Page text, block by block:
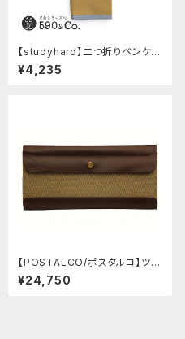
【studyhard】二つ折りペンケー
ス ミニマムコンパクトサイズ
(カーキ)
¥4,235
【POSTALCO/ポスタルコ】ツー
ルボックス (Olive Green)
¥24,750